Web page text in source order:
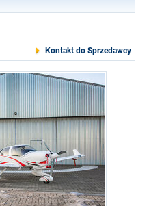
Kontakt do Sprzedawcy